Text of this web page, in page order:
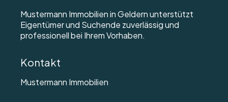
Kontakt
Mustermann Immobilien
Mustermann Immobilien in Geldern unterstützt
Eigentümer und Suchende zuverlässig und
professionell bei Ihrem Vorhaben.